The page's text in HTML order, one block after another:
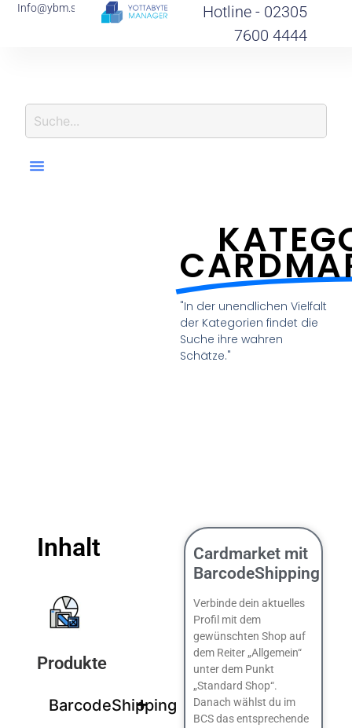
Info@ybm.support
Hotline - 02305
7600 4444
"In der unendlichen Vielfalt
der Kategorien findet die
Suche ihre wahren
Schätze."
Inhalt
Produkte
BarcodeShipping
Cardmarket mit
BarcodeShipping
Verbinde dein aktuelles
Profil mit dem
gewünschten Shop auf
dem Reiter „Allgemein“
unter dem Punkt
„Standard Shop“.
Danach wählst du im
BCS das entsprechende